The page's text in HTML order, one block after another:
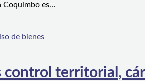
Coquimbo es…
territorial,